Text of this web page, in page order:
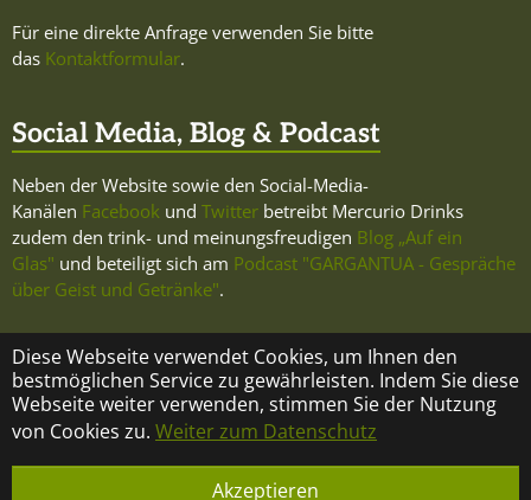
Diese Webseite verwendet Cookies, um Ihnen den
bestmöglichen Service zu gewährleisten. Indem Sie diese
Webseite weiter verwenden, stimmen Sie der Nutzung
von Cookies zu. Weiter zum Datenschutz
Akzeptieren
Für eine direkte Anfrage verwenden Sie bitte
das Kontaktformular.
Social Media, Blog & Podcast
Neben der Website sowie den Social-Media-
Kanälen Facebook und Twitter betreibt Mercurio Drinks
zudem den trink- und meinungsfreudigen Blog „Auf ein
Glas" und beteiligt sich am Podcast "GARGANTUA - Gespräche
über Geist und Getränke".
KONTAKT ÜBER MERCURIO DRINKS
IMPRESSUM